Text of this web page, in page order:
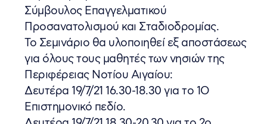
Σύμβουλος Επαγγελματικού
Προσανατολισμού και Σταδιοδρομίας.
Το Σεμινάριο θα υλοποιηθεί εξ αποστάσεως
για όλους τους μαθητές των νησιών της
Περιφέρειας Νοτίου Αιγαίου:
Δευτέρα 19/7/21 16.30-18.30 για το 1Ο
Επιστημονικό πεδίο.